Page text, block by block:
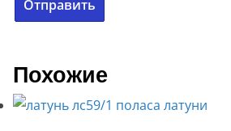
Похожие